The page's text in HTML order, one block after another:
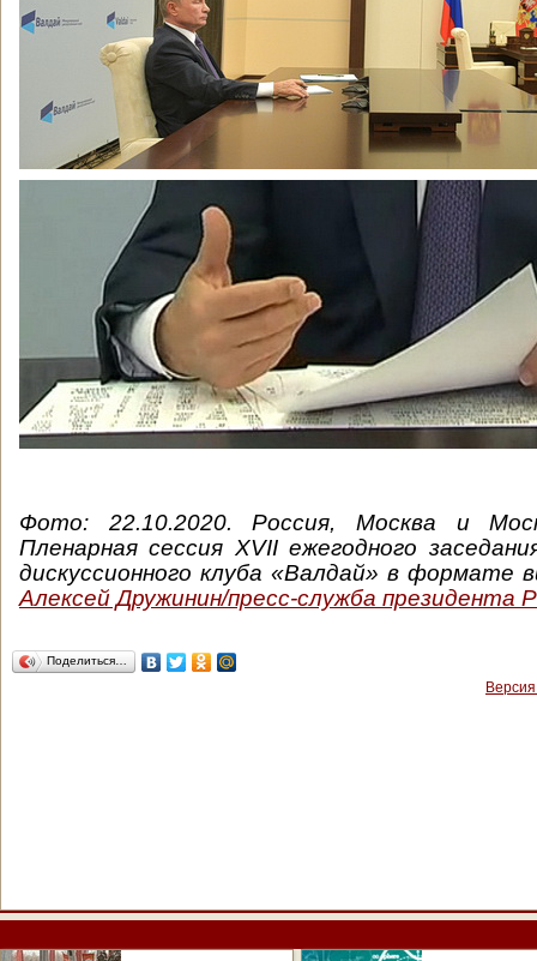
Фото: 22.10.2020. Россия, Москва и
Пленарная сессия XVII ежегодного
дискуссионного клуба «Валдай» в формате
Алексей Дружинин/пресс-служба президента
Поделиться…